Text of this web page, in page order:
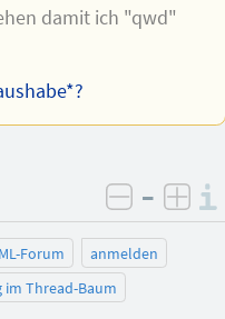
damit ich "qwd"
negativ
–
Forum
anmelden
im Thread-Baum